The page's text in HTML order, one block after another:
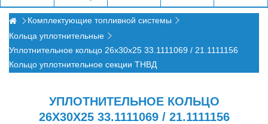
Комплектующие топливной системы
Кольца уплотнительные
Уплотнительное кольцо 26х30х25 33.1111069 / 21.1111156
Кольцо уплотнительное секции ТНВД
УПЛОТНИТЕЛЬНОЕ КОЛЬЦО
26Х30Х25 33.1111069 / 21.1111156